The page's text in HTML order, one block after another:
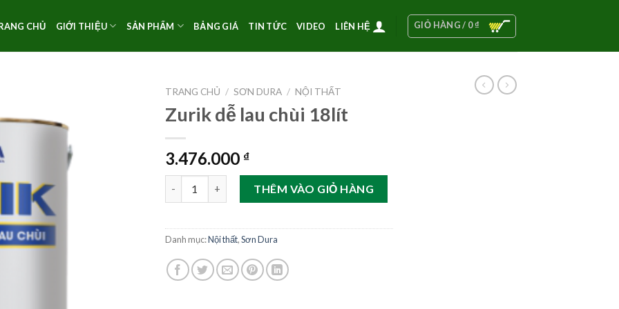
CHỦ GIỚI THIỆU SẢN PHẨM BẢNG GIÁ TIN TỨC VIDEO LIÊN HỆ GIỎ HÀNG / 0₫
TRANG CHỦ / SƠN DURA / NỘI THẤT
Zurik dễ lau chùi 18lít
3.476.000 ₫
Zurik dễ lau chùi 18lít số lượngTHÊM VÀO GIỎ HÀNG
Danh mục:Nội thất,Sơn Dura